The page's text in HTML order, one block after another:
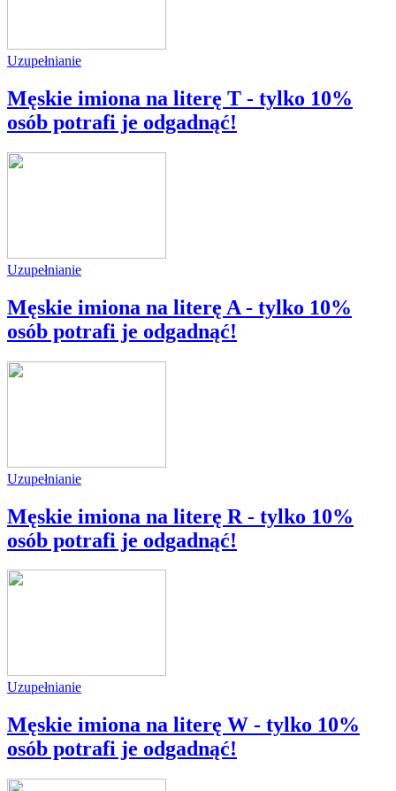
Uzupełnianie
Męskie imiona na literę T - tylko 10%
osób potrafi je odgadnąć!
Uzupełnianie
Męskie imiona na literę A - tylko 10%
osób potrafi je odgadnąć!
Uzupełnianie
Męskie imiona na literę R - tylko 10%
osób potrafi je odgadnąć!
Uzupełnianie
Męskie imiona na literę W - tylko 10%
osób potrafi je odgadnąć!